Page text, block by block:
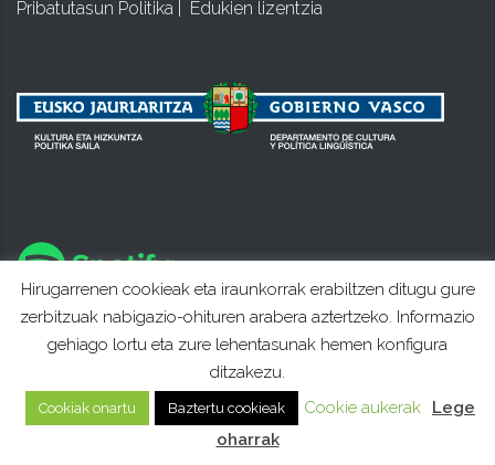
Pribatutasun Politika
Edukien lizentzia
Hirugarrenen cookieak eta iraunkorrak erabiltzen ditugu gure
zerbitzuak nabigazio-ohituren arabera aztertzeko. Informazio
gehiago lortu eta zure lehentasunak hemen konfigura
ditzakezu.
Cookiak onartu Baztertu cookieak Cookie aukerak
Lege
oharrak